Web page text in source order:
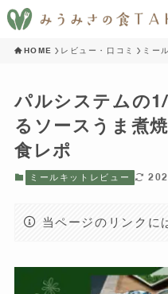
HOME レビュー・口コミ ミー
パルシステムの
るソースうま煮
食レポ
ミールキットレビュー
当ページのリンクに